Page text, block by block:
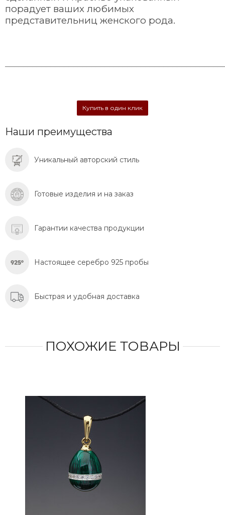
порадует ваших любимых
представительниц женского рода.
Купить в один клик
Наши преимущества
Уникальный авторский стиль
Готовые изделия и на заказ
Гарантии качества продукции
Настоящее серебро 925 пробы
Быстрая и удобная доставка
ПОХОЖИЕ ТОВАРЫ